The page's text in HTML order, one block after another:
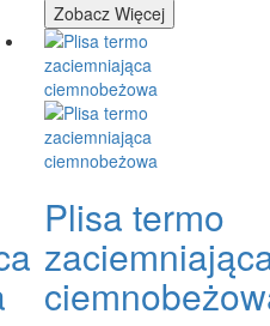
Zobacz Więcej
Plisa termo